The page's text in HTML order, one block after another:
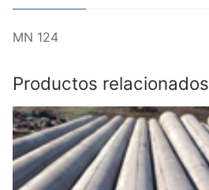
MN 124
Productos relacionados